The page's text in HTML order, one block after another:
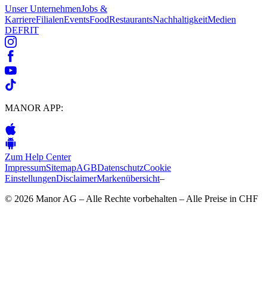
Unser UnternehmenJobs &
KarriereFilialenEventsFoodRestaurantsNachhaltigkeitMedien
DEFRIT
MANOR APP:
Zum Help Center
ImpressumSitemapAGBDatenschutzCookie
EinstellungenDisclaimerMarkenübersicht–
© 2026 Manor AG – Alle Rechte vorbehalten – Alle Preise in CHF